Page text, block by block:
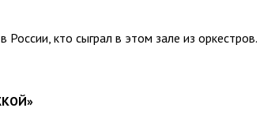
кто сыграл в этом зале из оркестров.